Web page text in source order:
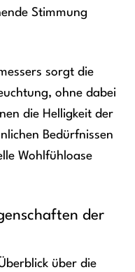
Stimmung
sorgt die
ohne dabei
die Helligkeit der
Bedürfnissen
Wohlfühloase
der
über die